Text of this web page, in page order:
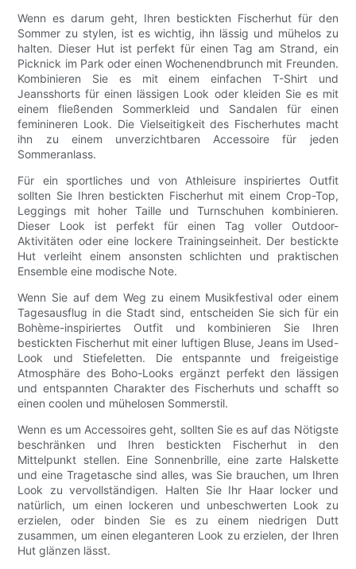
Wenn es darum geht, Ihren bestickten Fischerhut für den
Sommer zu stylen, ist es wichtig, ihn lässig und mühelos zu
halten. Dieser Hut ist perfekt für einen Tag am Strand, ein
Picknick im Park oder einen Wochenendbrunch mit Freunden.
Kombinieren Sie es mit einem einfachen T-Shirt und
Jeansshorts für einen lässigen Look oder kleiden Sie es mit
einem fließenden Sommerkleid und Sandalen für einen
feminineren Look. Die Vielseitigkeit des Fischerhutes macht
ihn zu einem unverzichtbaren Accessoire für jeden
Sommeranlass.
Für ein sportliches und von Athleisure inspiriertes Outfit
sollten Sie Ihren bestickten Fischerhut mit einem Crop-Top,
Leggings mit hoher Taille und Turnschuhen kombinieren.
Dieser Look ist perfekt für einen Tag voller Outdoor-
Aktivitäten oder eine lockere Trainingseinheit. Der bestickte
Hut verleiht einem ansonsten schlichten und praktischen
Ensemble eine modische Note.
Wenn Sie auf dem Weg zu einem Musikfestival oder einem
Tagesausflug in die Stadt sind, entscheiden Sie sich für ein
Bohème-inspiriertes Outfit und kombinieren Sie Ihren
bestickten Fischerhut mit einer luftigen Bluse, Jeans im Used-
Look und Stiefeletten. Die entspannte und freigeistige
Atmosphäre des Boho-Looks ergänzt perfekt den lässigen
und entspannten Charakter des Fischerhuts und schafft so
einen coolen und mühelosen Sommerstil.
Wenn es um Accessoires geht, sollten Sie es auf das Nötigste
beschränken und Ihren bestickten Fischerhut in den
Mittelpunkt stellen. Eine Sonnenbrille, eine zarte Halskette
und eine Tragetasche sind alles, was Sie brauchen, um Ihren
Look zu vervollständigen. Halten Sie Ihr Haar locker und
natürlich, um einen lockeren und unbeschwerten Look zu
erzielen, oder binden Sie es zu einem niedrigen Dutt
zusammen, um einen eleganteren Look zu erzielen, der Ihren
Hut glänzen lässt.